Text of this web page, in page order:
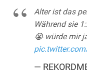
Alter ist das
Während sie
😭 würde mir
—